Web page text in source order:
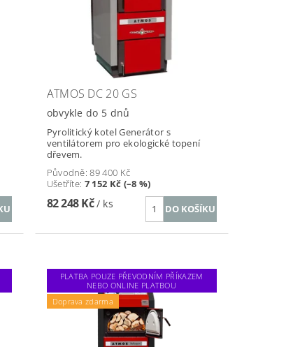
ATMOS DC 20 GS
obvykle do 5 dnů
Pyrolitický kotel Generátor s
ventilátorem pro ekologické topení
dřevem.
Původně:89 400 Kč
Ušetříte: 7 152 Kč (–8 %)
82 248 Kč/ ks
PLATBA POUZE PŘEVODNÍM PŘÍKAZEM
NEBO ONLINE PLATBOU
Doprava zdarma